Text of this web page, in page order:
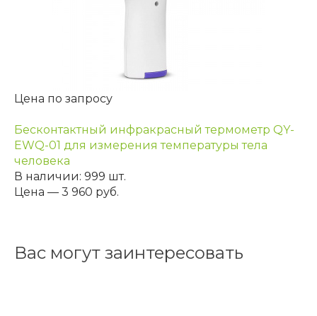
Цена по запросу
Бесконтактный инфракрасный термометр QY-
EWQ-01 для измерения температуры тела
человека
В наличии: 999 шт.
Цена — 3 960 руб.
Вас могут заинтересовать